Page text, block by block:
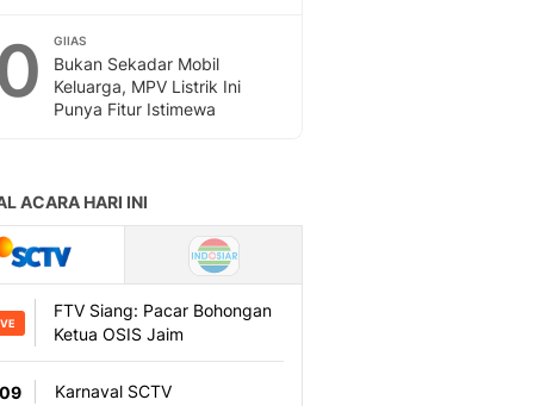
GIIAS
Bukan Sekadar Mobil
Keluarga, MPV Listrik Ini
Punya Fitur Istimewa